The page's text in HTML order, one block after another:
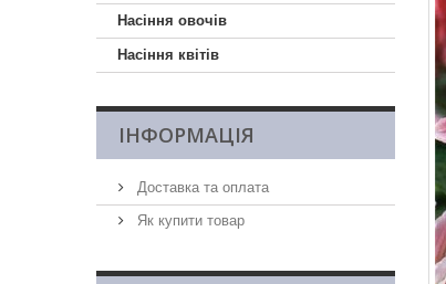
Насіння овочів
Насіння квітів
ІНФОРМАЦІЯ
Доставка та оплата
Як купити товар